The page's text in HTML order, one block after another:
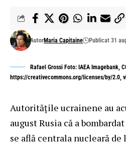
AutorMaria Capitaine Publicat 31
Rafael Grossi Foto: IAEA Imagebank,
https://creativecommons.org/licenses/by/2.0,
Autoritățile ucrainene au
august Rusia că a
se află centrala nucleară de